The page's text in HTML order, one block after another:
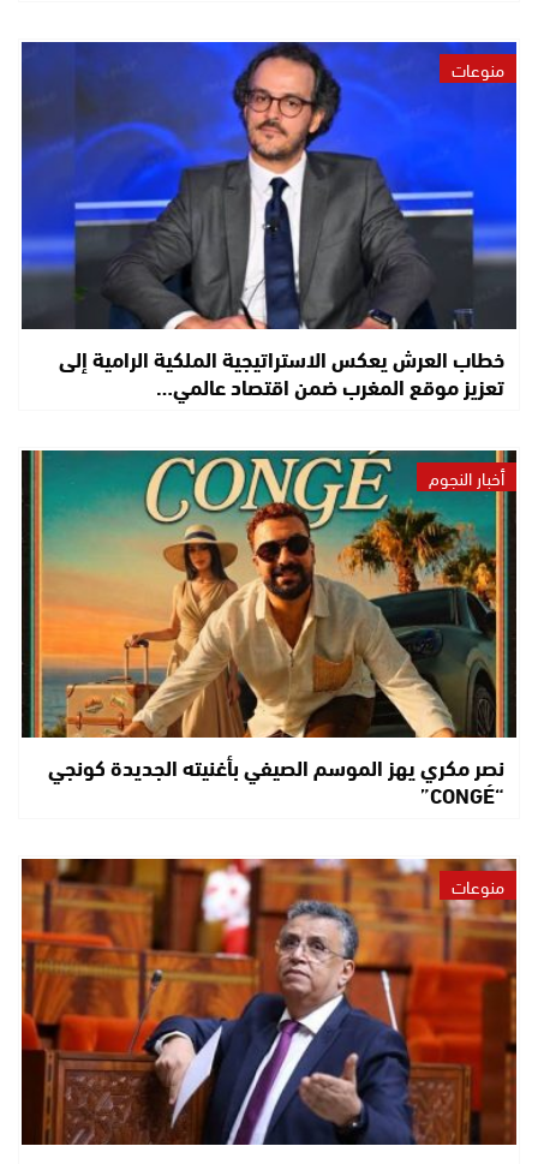
منوعات
خطاب العرش يعكس الاستراتيجية الملكية الرامية إلى
تعزيز موقع المغرب ضمن اقتصاد عالمي…
أخبار النجوم
نصر مكري يهز الموسم الصيفي بأغنيته الجديدة كونجي
“CONGÉ”
منوعات